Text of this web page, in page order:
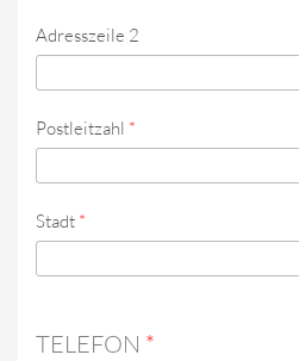
Adresszeile 2
Postleitzahl *
Stadt *
TELEFON *